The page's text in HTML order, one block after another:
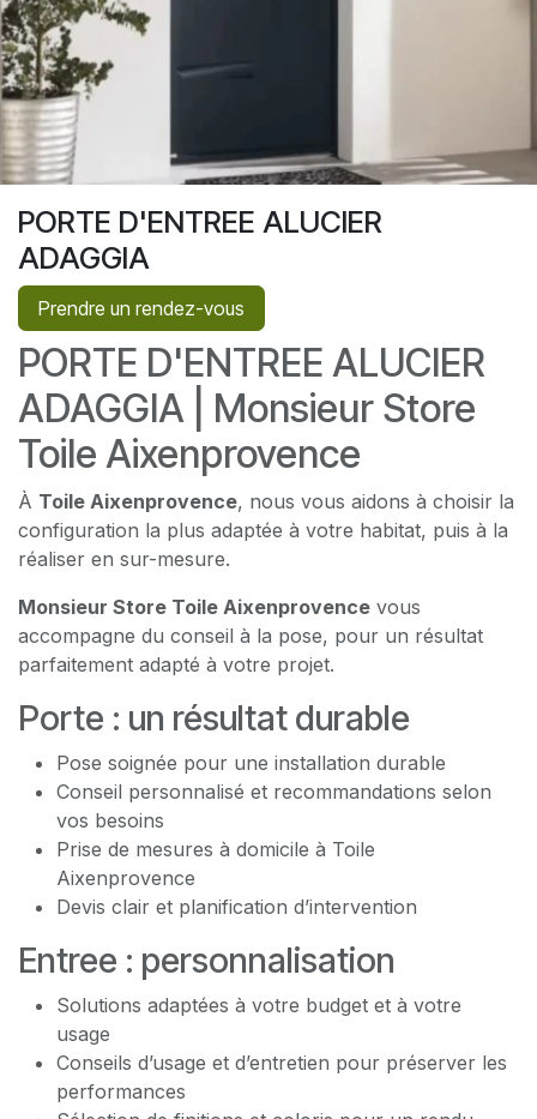
PORTE D'ENTREE ALUCIER
ADAGGIA
Prendre un rendez-vous
PORTE D'ENTREE ALUCIER
ADAGGIA | Monsieur Store
Toile Aixenprovence
À Toile Aixenprovence, nous vous aidons à choisir la
configuration la plus adaptée à votre habitat, puis à la
réaliser en sur-mesure.
Monsieur Store Toile Aixenprovence vous
accompagne du conseil à la pose, pour un résultat
parfaitement adapté à votre projet.
Porte : un résultat durable
Pose soignée pour une installation durable
Conseil personnalisé et recommandations selon
vos besoins
Prise de mesures à domicile à Toile
Aixenprovence
Devis clair et planification d’intervention
Entree : personnalisation
Solutions adaptées à votre budget et à votre
usage
Conseils d’usage et d’entretien pour préserver les
performances